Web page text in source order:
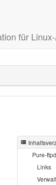
für
ftpd
Pure-ftpd
Links